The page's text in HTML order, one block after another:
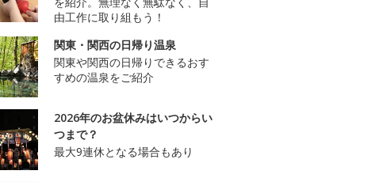
由工作に取り組もう！
関東・関西の日帰り温泉
関東や関西の日帰りできるおす
すめの温泉をご紹介
2026年のお盆休みはいつからい
つまで？
最大9連休となる場合もあり